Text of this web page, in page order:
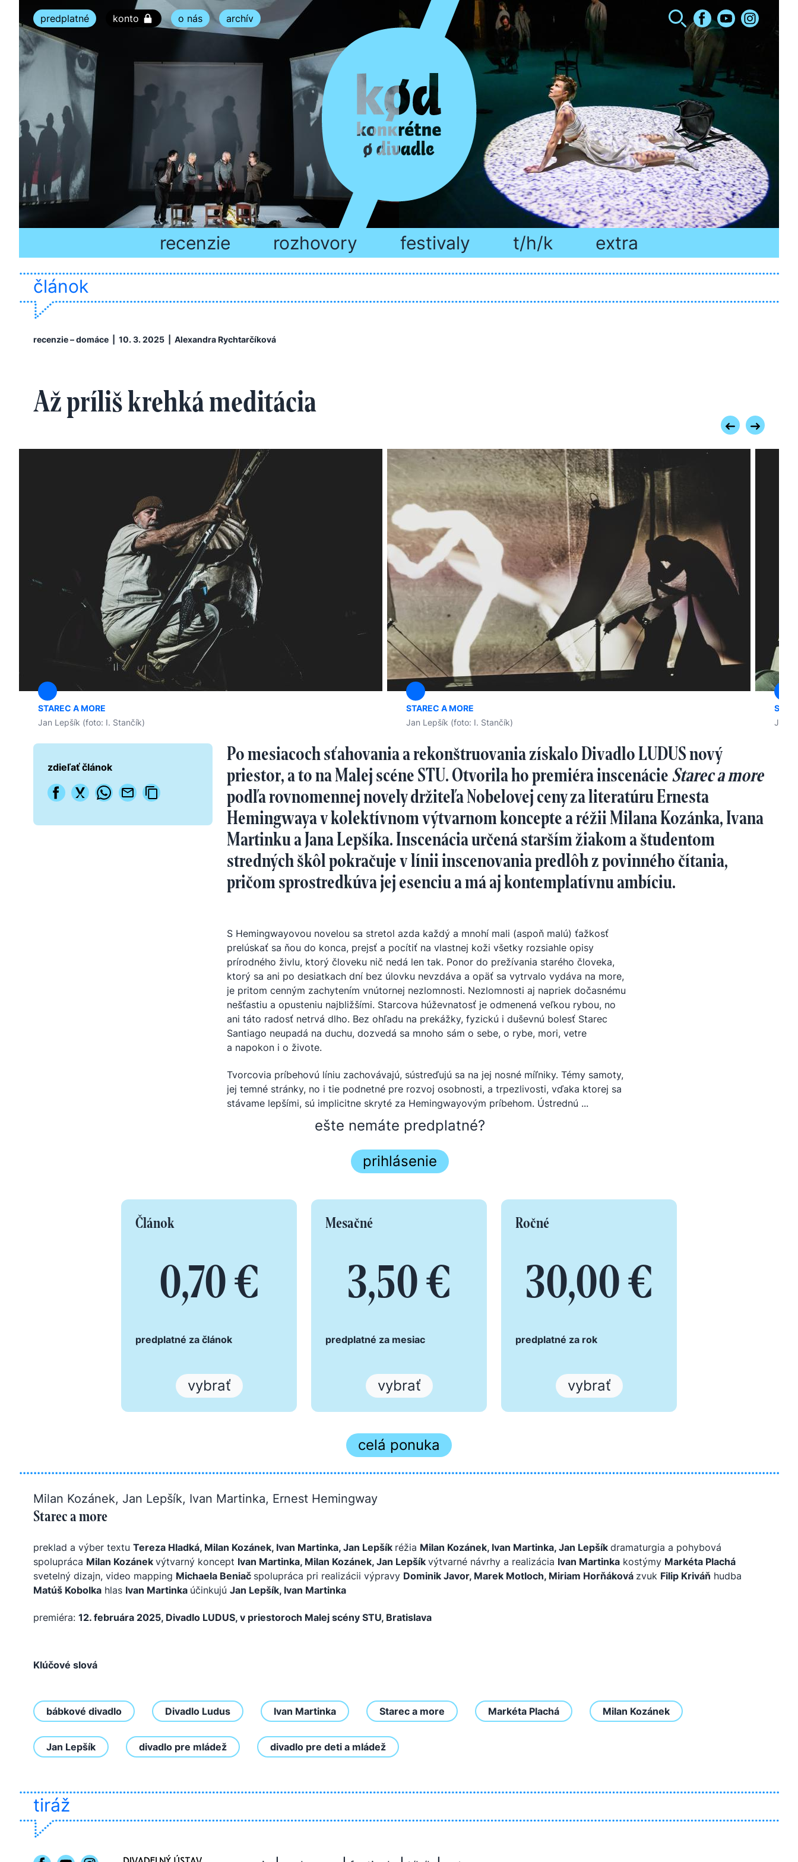
predplatné konto o nás archív
recenzie rozhovory festivaly t/h/k extra
článok
recenzie – domáce | 10. 3. 2025 | Alexandra Rychtarčíková
Až príliš krehká meditácia
STAREC A MORE
Jan Lepšík (foto: I. Stančík)
STAREC A MORE
Jan Lepšík (foto: I. Stančík)
Jan
zdieľať článok
Po mesiacoch sťahovania a rekonštruovania získalo Divadlo LUDUS nový
priestor, a to na Malej scéne STU. Otvorila ho premiéra inscenácieStarec a more
podľa rovnomennej novely držiteľa Nobelovej ceny za literatúru Ernesta
Hemingwaya v kolektívnom výtvarnom koncepte a réžii Milana Kozánka, Ivana
Martinku a Jana Lepšíka. Inscenácia určená starším žiakom a študentom
stredných škôl pokračuje v línii inscenovania predlôh z povinného čítania,
pričom sprostredkúva jej esenciu a má aj kontemplatívnu ambíciu.
S Hemingwayovou novelou sa stretol azda každý a mnohí mali (aspoň malú) ťažkosť
prelúskať sa ňou do konca, prejsť a pocítiť na vlastnej koži všetky rozsiahle opisy
prírodného živlu, ktorý človeku nič nedá len tak. Ponor do prežívania starého človeka,
ktorý sa ani po desiatkach dní bez úlovku nevzdáva a opäť sa vytrvalo vydáva na more,
je pritom cenným zachytením vnútornej nezlomnosti. Nezlomnosti aj napriek dočasnému
nešťastiu a opusteniu najbližšími. Starcova húževnatosť je odmenená veľkou rybou, no
ani táto radosť netrvá dlho. Bez ohľadu na prekážky, fyzickú i duševnú bolesť Starec
Santiago neupadá na duchu, dozvedá sa mnoho sám o sebe, o rybe, mori, vetre
a napokon i o živote.
Tvorcovia príbehovú líniu zachovávajú, sústreďujú sa na jej nosné míľniky. Témy samoty,
jej temné stránky, no i tie podnetné pre rozvoj osobnosti, a trpezlivosti, vďaka ktorej sa
stávame lepšími, sú implicitne skryté za Hemingwayovým príbehom. Ústrednú ...
ešte nemáte predplatné?
prihlásenie
Článok
0,70 €
predplatné za článok
vybrať
Mesačné
3,50 €
predplatné za mesiac
vybrať
Ročné
30,00 €
predplatné za rok
vybrať
celá ponuka
Milan Kozánek, Jan Lepšík, Ivan Martinka, Ernest Hemingway
Starec a more
preklad a výber textu Tereza Hladká, Milan Kozánek, Ivan Martinka, Jan Lepšík réžia Milan Kozánek, Ivan Martinka, Jan Lepšík dramaturgia a pohybová
spolupráca Milan Kozánek výtvarný koncept Ivan Martinka, Milan Kozánek, Jan Lepšík výtvarné návrhy a realizácia Ivan Martinka kostýmy Markéta Plachá
svetelný dizajn, video mapping Michaela Beniač spolupráca pri realizácii výpravy Dominik Javor, Marek Motloch, Miriam Horňáková zvuk Filip Kriváň hudba
Matúš Kobolka hlas Ivan Martinka účinkujú Jan Lepšík, Ivan Martinka
premiéra: 12. februára 2025, Divadlo LUDUS, v priestoroch Malej scény STU, Bratislava
Klúčové slová
bábkové divadlo Divadlo Ludus Ivan Martinka Starec a more Markéta Plachá Milan Kozánek
Jan Lepšík divadlo pre mládež divadlo pre deti a mládež
tiráž